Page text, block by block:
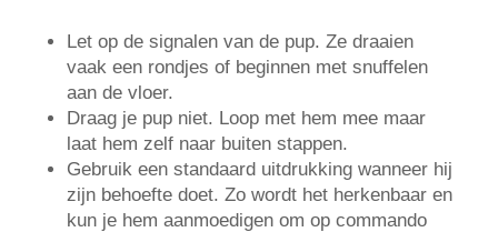
Let op de signalen van de pup. Ze draaien
vaak een rondjes of beginnen met snuffelen
aan de vloer.
Draag je pup niet. Loop met hem mee maar
laat hem zelf naar buiten stappen.
Gebruik een standaard uitdrukking wanneer hij
zijn behoefte doet. Zo wordt het herkenbaar en
kun je hem aanmoedigen om op commando